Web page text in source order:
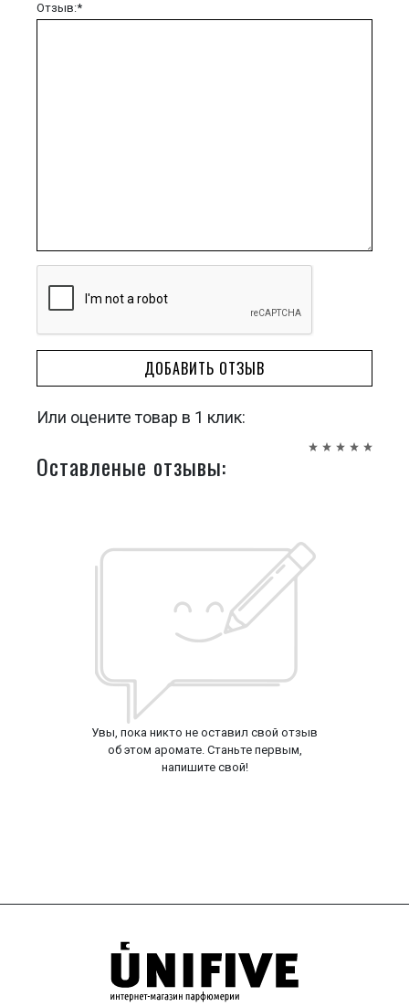
Отзыв:*
ДОБАВИТЬ ОТЗЫВ
Или оцените товар в 1 клик:
Оставленые отзывы:
Увы, пока никто не оставил свой отзыв
об этом аромате. Станьте первым,
напишите свой!